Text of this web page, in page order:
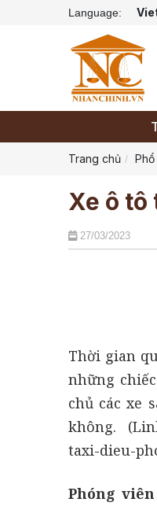
Language:
Trang chủ
Xe ô tô
27/03/2023
Thời gian
những
chủ các xe
không.
taxi-dieu-
Phóng